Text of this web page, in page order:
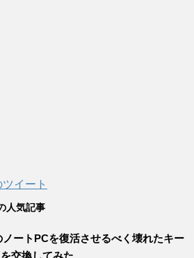
イート
人気記事
ートPCを復活させるべく壊れたキー
交換してみた